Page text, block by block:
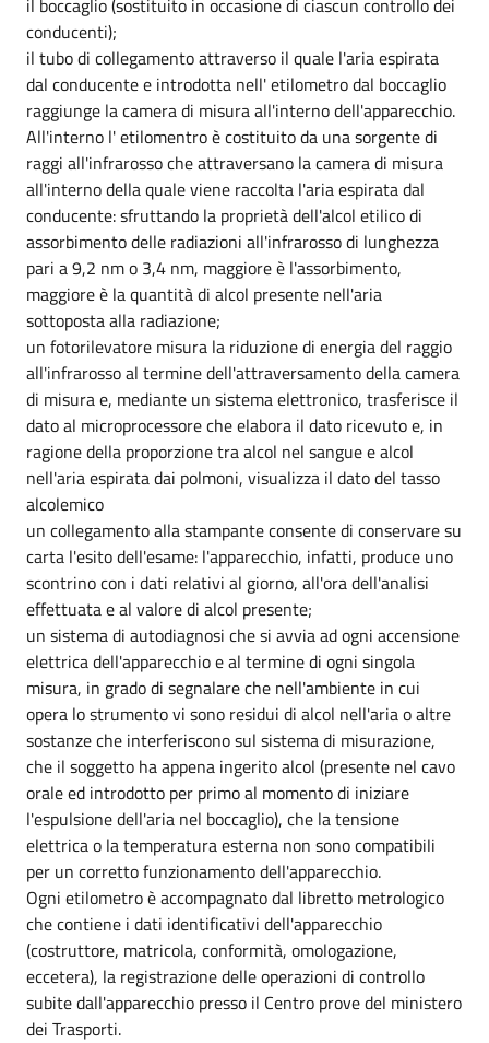
conducenti);
il tubo di collegamento attraverso il quale l'aria espirata
dal conducente e introdotta nell' etilometro dal boccaglio
raggiunge la camera di misura all'interno dell'apparecchio.
All'interno l' etilomentro è costituito da una sorgente di
raggi all'infrarosso che attraversano la camera di misura
all'interno della quale viene raccolta l'aria espirata dal
conducente: sfruttando la proprietà dell'alcol etilico di
assorbimento delle radiazioni all'infrarosso di lunghezza
pari a 9,2 nm o 3,4 nm, maggiore è l'assorbimento,
maggiore è la quantità di alcol presente nell'aria
sottoposta alla radiazione;
un fotorilevatore misura la riduzione di energia del raggio
all'infrarosso al termine dell'attraversamento della camera
di misura e, mediante un sistema elettronico, trasferisce il
dato al microprocessore che elabora il dato ricevuto e, in
ragione della proporzione tra alcol nel sangue e alcol
nell'aria espirata dai polmoni, visualizza il dato del tasso
alcolemico
un collegamento alla stampante consente di conservare su
carta l'esito dell'esame: l'apparecchio, infatti, produce uno
scontrino con i dati relativi al giorno, all'ora dell'analisi
effettuata e al valore di alcol presente;
un sistema di autodiagnosi che si avvia ad ogni accensione
elettrica dell'apparecchio e al termine di ogni singola
misura, in grado di segnalare che nell'ambiente in cui
opera lo strumento vi sono residui di alcol nell'aria o altre
sostanze che interferiscono sul sistema di misurazione,
che il soggetto ha appena ingerito alcol (presente nel cavo
orale ed introdotto per primo al momento di iniziare
l'espulsione dell'aria nel boccaglio), che la tensione
elettrica o la temperatura esterna non sono compatibili
per un corretto funzionamento dell'apparecchio.
Ogni etilometro è accompagnato dal libretto metrologico
che contiene i dati identificativi dell'apparecchio
(costruttore, matricola, conformità, omologazione,
eccetera), la registrazione delle operazioni di controllo
subite dall'apparecchio presso il Centro prove del ministero
dei Trasporti.